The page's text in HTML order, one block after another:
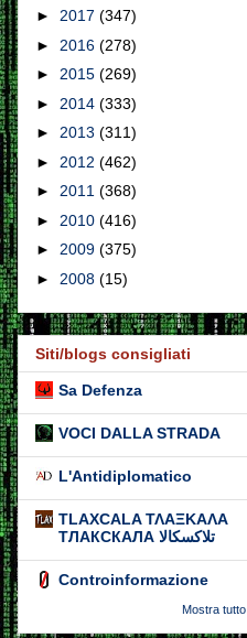
► 2017 (347)
► 2016 (278)
► 2015 (269)
► 2014 (333)
► 2013 (311)
► 2012 (462)
► 2011 (368)
► 2010 (416)
► 2009 (375)
► 2008 (15)
Siti/blogs consigliati
Sa Defenza
VOCI DALLA STRADA
L'Antidiplomatico
TLAXCALA ΤΛΑΞΚΑΛΑ
ТЛАКСКАЛА تلاكسكالا
Controinformazione
Mostra tutto